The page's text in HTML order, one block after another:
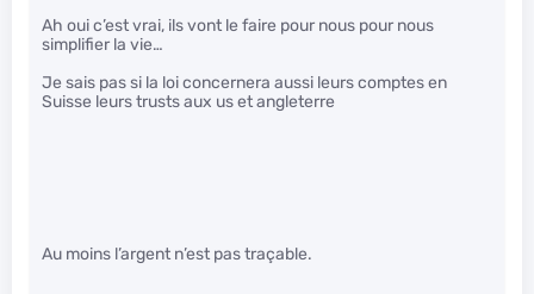
Ah oui c’est vrai, ils vont le faire pour nous pour nous
simplifier la vie…
Je sais pas si la loi concernera aussi leurs comptes en
Suisse leurs trusts aux us et angleterre
Au moins l’argent n’est pas traçable.